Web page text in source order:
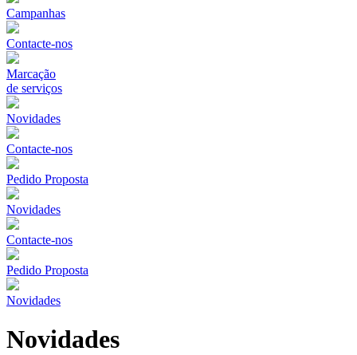
Campanhas
Contacte-nos
Marcação
de serviços
Novidades
Contacte-nos
Pedido Proposta
Novidades
Contacte-nos
Pedido Proposta
Novidades
Novidades